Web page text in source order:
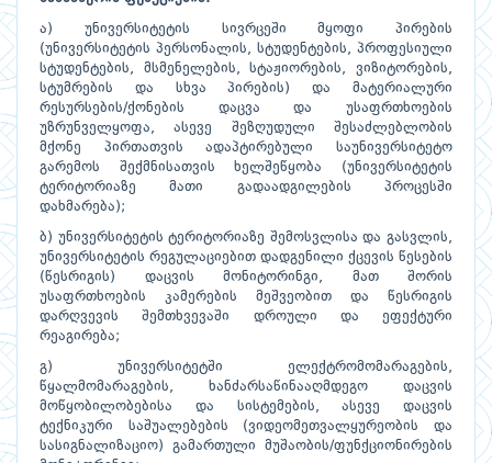
ა) უნივერსიტეტის სივრცეში მყოფი პირების
(უნივერსიტეტის პერსონალის, სტუდენტების, პროფესიული
სტუდენტების, მსმენელების, სტაჟიორების, ვიზიტორების,
სტუმრების და სხვა პირების) და მატერიალური
რესურსების/ქონების დაცვა და უსაფრთხოების
უზრუნველყოფა, ასევე შეზღუდული შესაძლებლობის
მქონე პირთათვის ადაპტირებული საუნივერსიტეტო
გარემოს შექმნისათვის ხელშეწყობა (უნივერსიტეტის
ტერიტორიაზე მათი გადაადგილების პროცესში
დახმარება);
ბ) უნივერსიტეტის ტერიტორიაზე შემოსვლისა და გასვლის,
უნივერსიტეტის რეგულაციებით დადგენილი ქცევის წესების
(წესრიგის) დაცვის მონიტორინგი, მათ შორის
უსაფრთხოების კამერების მეშვეობით და წესრიგის
დარღვევის შემთხვევაში დროული და ეფექტური
რეაგირება;
გ) უნივერსიტეტში ელექტრომომარაგების,
წყალმომარაგების, ხანძარსაწინააღმდეგო დაცვის
მოწყობილობებისა და სისტემების, ასევე დაცვის
ტექნიკური საშუალებების (ვიდეომეთვალყურეობის და
სასიგნალიზაციო) გამართული მუშაობის/ფუნქციონირების